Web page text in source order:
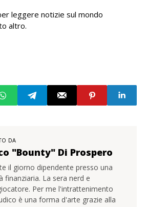
leggere notizie sul mondo
altro.
DA
"Bounty" Di Prospero
il giorno dipendente presso una
finanziaria. La sera nerd e
Per me l'intrattenimento
è una forma d'arte grazie alla